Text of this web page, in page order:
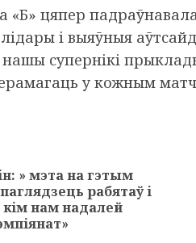
«Б» цяпер
і выяўныя
нашы супернікі
у кожным
» мэта на гэтым
рабятаў і
нам надалей